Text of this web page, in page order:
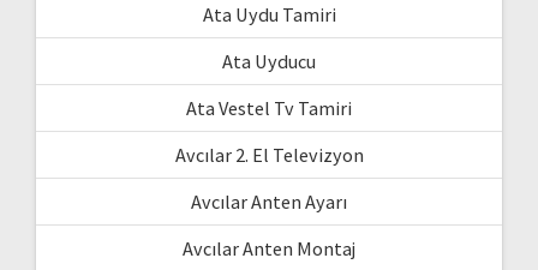
Ata Uydu Tamiri
Ata Uyducu
Ata Vestel Tv Tamiri
Avcılar 2. El Televizyon
Avcılar Anten Ayarı
Avcılar Anten Montaj